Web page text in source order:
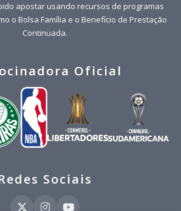
apostar usando recursos de programas
o Bolsa Família e o Benefício de Prestação
Continuada.
Oficial
Sociais